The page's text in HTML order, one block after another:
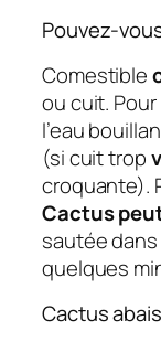
Pouvez-
Comestible
ou cuit.
l’eau
(si cuit trop
croquante).
Cactus
sautée
quelques
Cactus